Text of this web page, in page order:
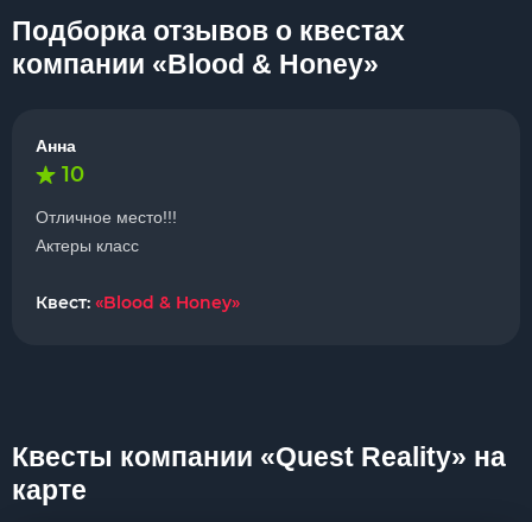
Подборка отзывов о квестах
компании «Blood & Honey»
Анна
10
Отличное место!!!
Актеры класс
Квест: «Blood & Honey»
Квесты компании «Quest Reality» на
карте